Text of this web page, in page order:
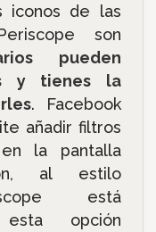
iconos de las
son
pueden
y tienes la
. Facebook
añadir filtros
la pantalla
al estilo
está
esta opción